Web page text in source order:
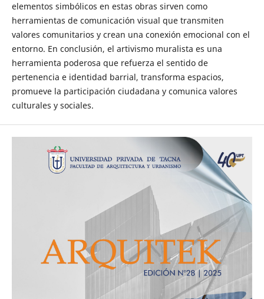
elementos simbólicos en estas obras sirven como
herramientas de comunicación visual que transmiten
valores comunitarios y crean una conexión emocional con el
entorno. En conclusión, el artivismo muralista es una
herramienta poderosa que refuerza el sentido de
pertenencia e identidad barrial, transforma espacios,
promueve la participación ciudadana y comunica valores
culturales y sociales.